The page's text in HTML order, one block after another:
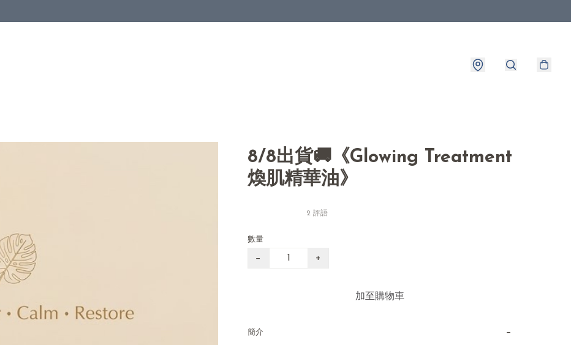
8/8出貨🚚《Glowing Treatment
煥肌精華油》
2 評語
數量
− +
加至購物車
簡介 −